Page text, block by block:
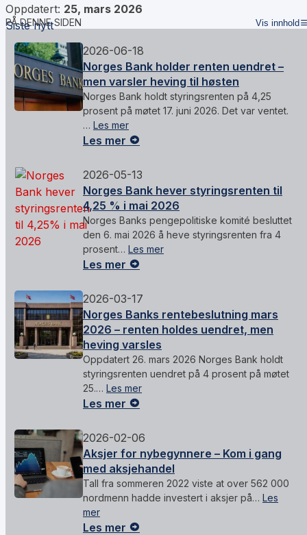
Oppdatert: 25, mars 2026
PÅ DENNE SIDEN Vis innhold
Siste nytt
2026-06-18
Norges Bank holder renten uendret –
men varsler heving til høsten
Norges Bank holdt styringsrenten på 4,25
prosent på møtet 17. juni 2026. Det var ventet.
… Les mer
Les mer
2026-05-13
Norges Bank hever styringsrenten til
4,25 % i mai 2026
Norges Banks pengepolitiske komité besluttet
den 6. mai 2026 å heve styringsrenten fra 4
prosent… Les mer
Les mer
2026-03-17
Norges Banks rentebeslutning mars
2026 – renten holdes uendret, men
heving varsles
Oppdatert 26. mars 2026 Norges Bank holdt
styringsrenten uendret på 4 prosent på møtet
25.… Les mer
Les mer
2026-02-06
Aksjer for nybegynnere – Kom i gang
med aksjehandel
Tall fra sommeren 2022 viste at over 562 000
nordmenn hadde investert i aksjer på… Les
mer
Les mer